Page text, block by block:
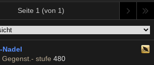
Seite 1 (von 1)
Nadel
Gegenst.- stufe 480